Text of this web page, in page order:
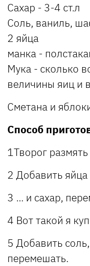
Сахар - 3-4 ст.л
Соль, ваниль,
2 яйца
манка -
Мука - сколько
величины яиц и
Сметана и
Способ
1Творог
2 Добавить яйца
3 ... и сахар,
4 Вот такой я
5 Добавить
перемешать.